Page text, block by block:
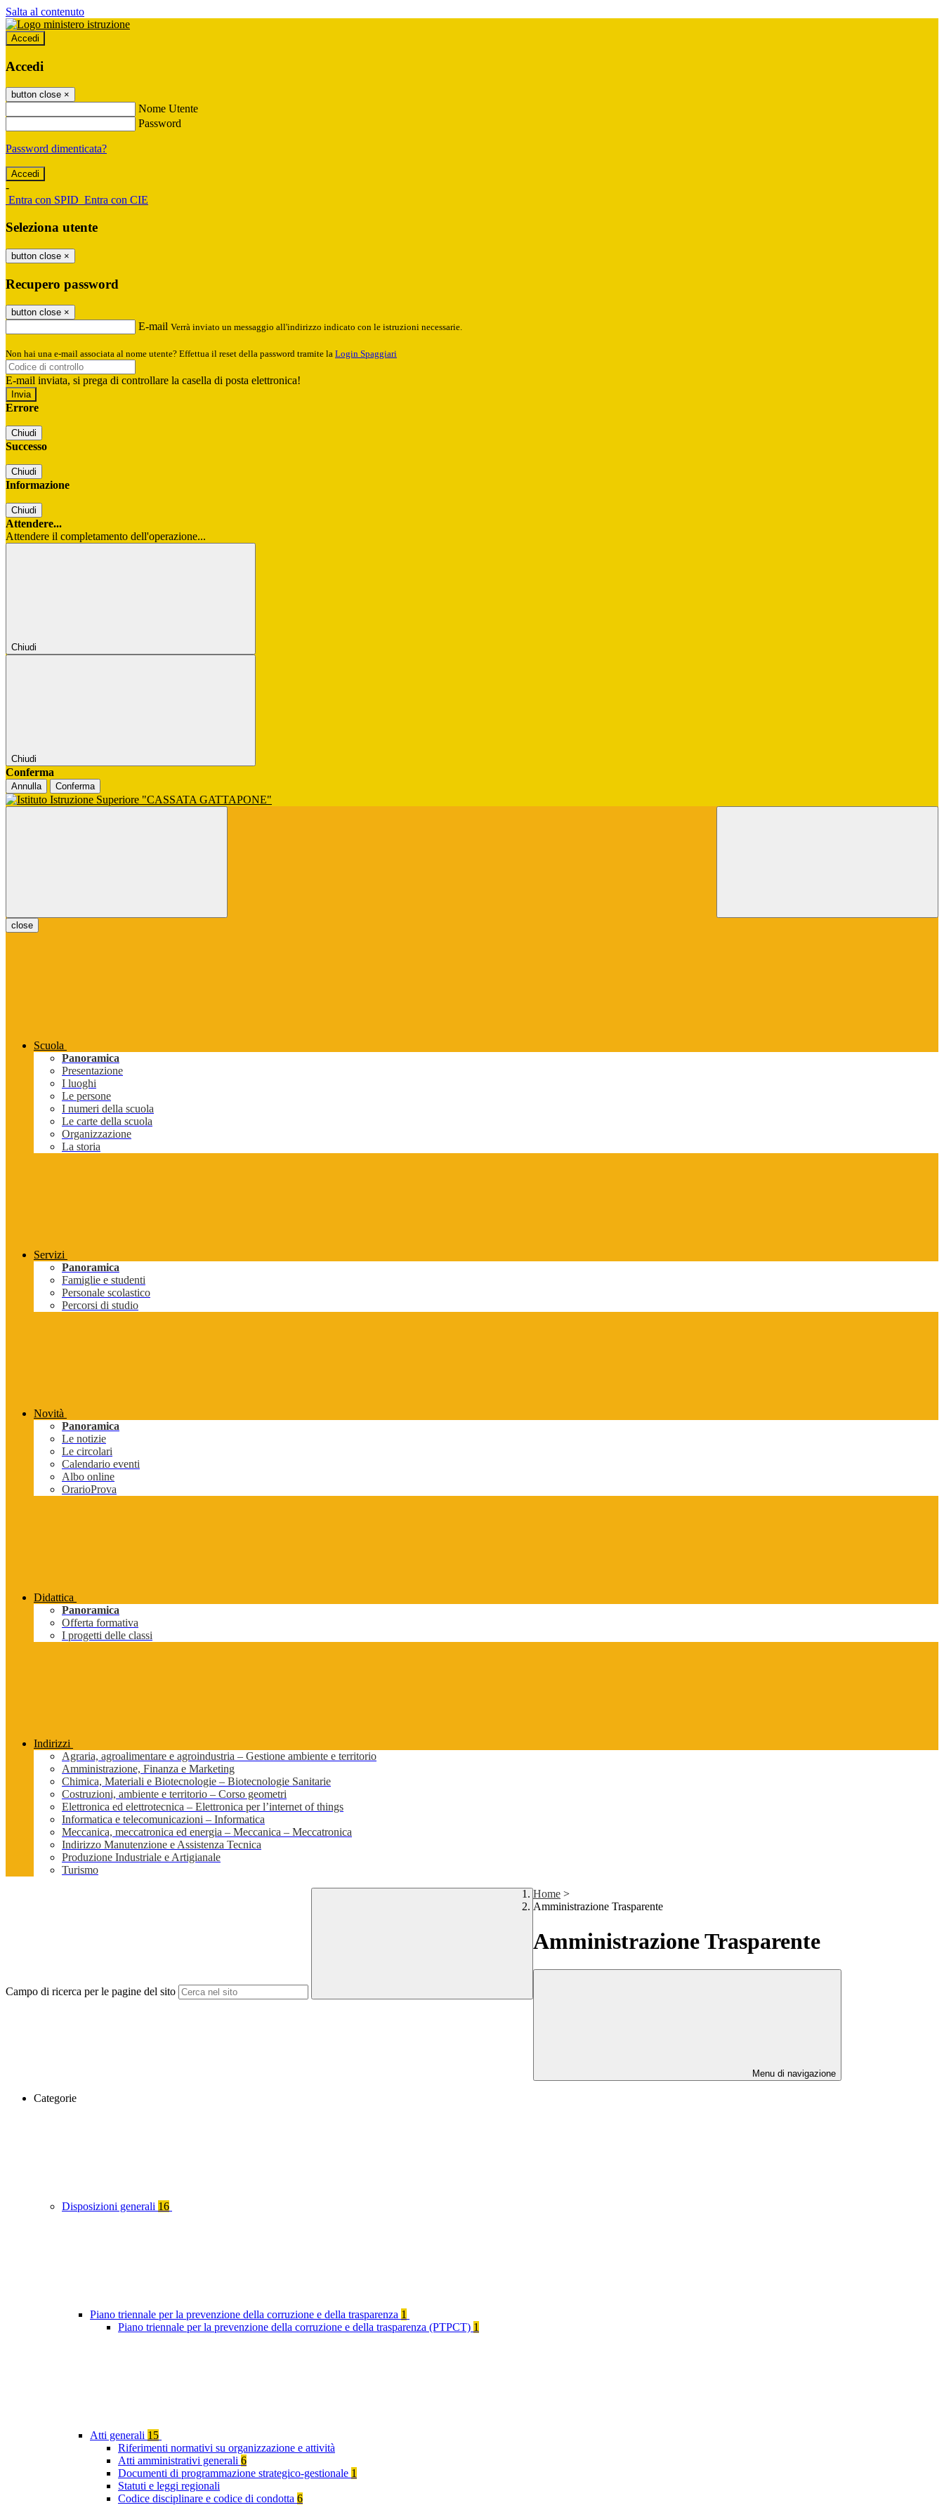
Salta al contenuto
Accedi
Accedi
button close ×
Nome Utente
Password
Password dimenticata?
-
Entra con SPID Entra con CIE
Seleziona utente
button close ×
Recupero password
button close ×
E-mail Verrà inviato un messaggio all'indirizzo indicato con le istruzioni necessarie.
Non hai una e-mail associata al nome utente? Effettua il reset della password tramite la Login Spaggiari
E-mail inviata, si prega di controllare la casella di posta elettronica!
Errore
Chiudi
Successo
Chiudi
Informazione
Chiudi
Attendere...
Attendere il completamento dell'operazione...
Chiudi
Chiudi
Conferma
Annulla Conferma
close
Scuola
Panoramica
Presentazione
I luoghi
Le persone
I numeri della scuola
Le carte della scuola
Organizzazione
La storia
Servizi
Panoramica
Famiglie e studenti
Personale scolastico
Percorsi di studio
Novità
Panoramica
Le notizie
Le circolari
Calendario eventi
Albo online
OrarioProva
Didattica
Panoramica
Offerta formativa
I progetti delle classi
Indirizzi
Agraria, agroalimentare e agroindustria – Gestione ambiente e territorio
Amministrazione, Finanza e Marketing
Chimica, Materiali e Biotecnologie – Biotecnologie Sanitarie
Costruzioni, ambiente e territorio – Corso geometri
Elettronica ed elettrotecnica – Elettronica per l’internet of things
Informatica e telecomunicazioni – Informatica
Meccanica, meccatronica ed energia – Meccanica – Meccatronica
Indirizzo Manutenzione e Assistenza Tecnica
Produzione Industriale e Artigianale
Turismo
Campo di ricerca per le pagine del sito
Home >
Amministrazione Trasparente
Amministrazione Trasparente
Menu di navigazione
Categorie
Disposizioni generali 16
Piano triennale per la prevenzione della corruzione e della trasparenza 1
Piano triennale per la prevenzione della corruzione e della trasparenza (PTPCT) 1
Atti generali 15
Riferimenti normativi su organizzazione e attività
Atti amministrativi generali 6
Documenti di programmazione strategico-gestionale 1
Statuti e leggi regionali
Codice disciplinare e codice di condotta 6